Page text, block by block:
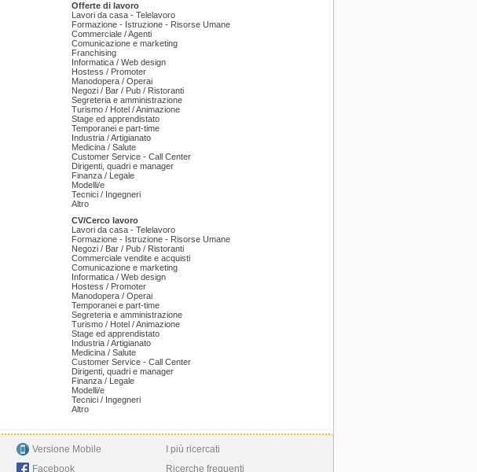
Offerte di lavoro
Lavori da casa - Telelavoro
Formazione - Istruzione - Risorse Umane
Commerciale / Agenti
Comunicazione e marketing
Franchising
Informatica / Web design
Hostess / Promoter
Manodopera / Operai
Negozi / Bar / Pub / Ristoranti
Segreteria e amministrazione
Turismo / Hotel / Animazione
Stage ed apprendistato
Temporanei e part-time
Industria / Artigianato
Medicina / Salute
Customer Service - Call Center
Dirigenti, quadri e manager
Finanza / Legale
Modelli/e
Tecnici / Ingegneri
Altro
CV/Cerco lavoro
Lavori da casa - Telelavoro
Formazione - Istruzione - Risorse Umane
Negozi / Bar / Pub / Ristoranti
Commerciale vendite e acquisti
Comunicazione e marketing
Informatica / Web design
Hostess / Promoter
Manodopera / Operai
Temporanei e part-time
Segreteria e amministrazione
Turismo / Hotel / Animazione
Stage ed apprendistato
Industria / Artigianato
Medicina / Salute
Customer Service - Call Center
Dirigenti, quadri e manager
Finanza / Legale
Modelli/e
Tecnici / Ingegneri
Altro
Versione Mobile
Facebook
I più ricercati
Ricerche frequenti